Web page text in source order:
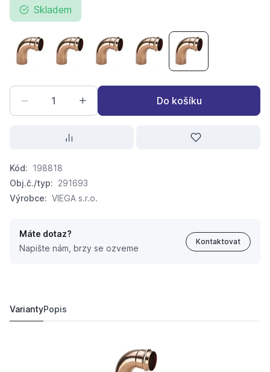
Skladem
Profipress-oblouk 90° - 2416.1 15/90st.
Profipress-oblouk 90° - 2416.1 18/90st.
Profipress-oblouk 90° - 2416.1 22/
Profipress-oblouk 90° -
Do košíku
Kód: 198818
Obj.č./typ: 291693
Výrobce: VIEGA s.r.o.
Máte dotaz?
Napište nám, brzy se ozveme
Kontaktovat
VariantyPopis